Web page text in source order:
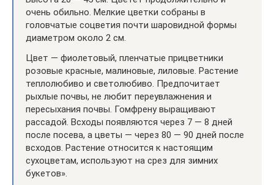
очень обильно. Мелкие цветки собраны в
головчатые соцветия почти шаровидной формы
диаметром около 2 см.
Цвет — фиолетовый, пленчатые прицветники
розовые красные, малиновые, лиловые. Растение
теплолюбиво и светолюбиво. Предпочитает
рыхлые почвы, не любит переувлажнения и
пересыхания почвы. Гомфрену выращивают
рассадой. Всходы появляются через 7 — 8 дней
после посева, а цветы — через 80 — 90 дней после
всходов. Растение относится к настоящим
сухоцветам, используют на срез для зимних
букетов».